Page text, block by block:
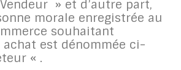
» et d’autre part,
morale enregistrée au
souhaitant
est dénommée ci-
« .